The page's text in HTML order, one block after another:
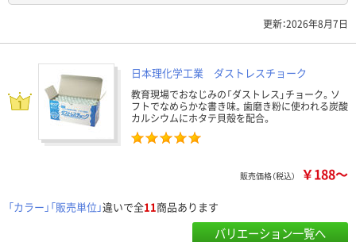
更新：2026年8月7日
日本理化学工業 ダストレスチョーク
教育現場でおなじみの「ダストレス」チョーク。ソ
フトでなめらかな書き味。歯磨き粉に使われる炭酸
カルシウムにホタテ貝殻を配合。
販売価格（税込） ￥188～
「カラー」「販売単位」違いで全11商品あります
バリエーション一覧へ